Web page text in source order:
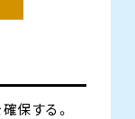
保する。